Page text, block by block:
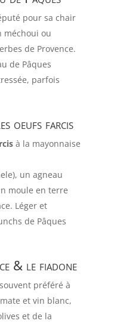
pour sa chair
méchoui ou
de Provence.
de Pâques
parfois
oeufs farcis
à la mayonnaise
un agneau
moule en terre
Léger et
de Pâques
& le fiadone
préféré à
et vin blanc,
et de la